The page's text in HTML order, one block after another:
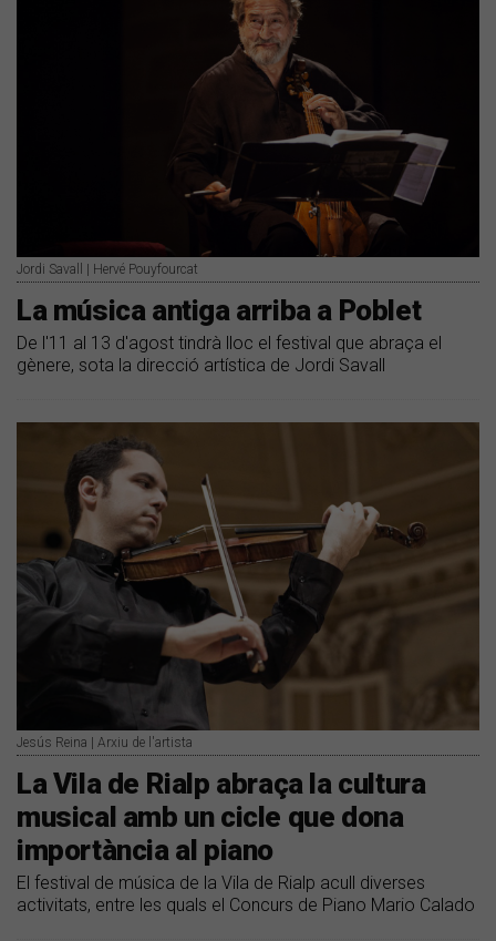
Jordi Savall | Hervé Pouyfourcat
La música antiga arriba a Poblet
De l'11 al 13 d'agost tindrà lloc el festival que abraça el
gènere, sota la direcció artística de Jordi Savall
Jesús Reina | Arxiu de l'artista
La Vila de Rialp abraça la cultura
musical amb un cicle que dona
importància al piano
El festival de música de la Vila de Rialp acull diverses
activitats, entre les quals el Concurs de Piano Mario Calado